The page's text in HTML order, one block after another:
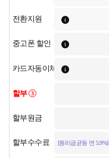
전환지원
중고폰 할인
카드자동이체
할부 3
할부원금
할부수수료 [원리금균등 연 5.9%]